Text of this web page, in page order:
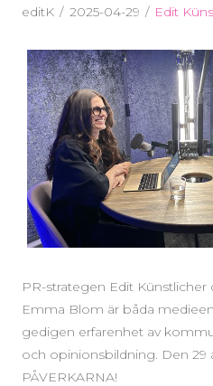
editK 2025-04-29 Edit
PR-strategen Edit
Emma Blom är båda
gedigen erfarenhet av
och opinionsbildning. Den 29
PÅVERKARNA!